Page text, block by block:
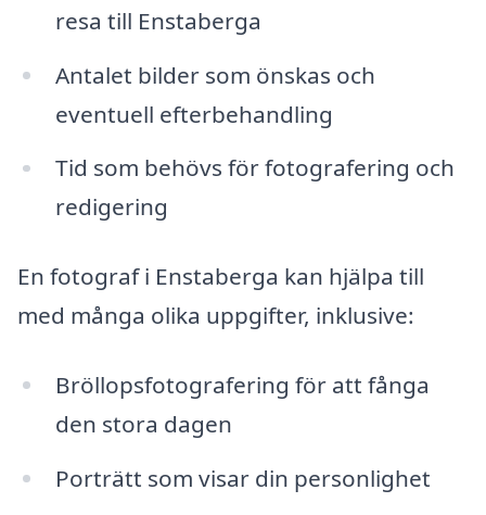
resa till Enstaberga
Antalet bilder som önskas och
eventuell efterbehandling
Tid som behövs för fotografering och
redigering
En fotograf i Enstaberga kan hjälpa till
med många olika uppgifter, inklusive:
Bröllopsfotografering för att fånga
den stora dagen
Porträtt som visar din personlighet